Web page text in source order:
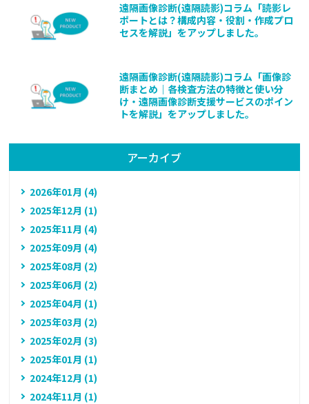
遠隔画像診断(遠隔読影)コラム「読影レ
ポートとは？構成内容・役割・作成プロ
セスを解説」をアップしました。
遠隔画像診断(遠隔読影)コラム「画像診
断まとめ｜各検査方法の特徴と使い分
け・遠隔画像診断支援サービスのポイン
トを解説」をアップしました。
アーカイブ
2026年01月 (4)
2025年12月 (1)
2025年11月 (4)
2025年09月 (4)
2025年08月 (2)
2025年06月 (2)
2025年04月 (1)
2025年03月 (2)
2025年02月 (3)
2025年01月 (1)
2024年12月 (1)
2024年11月 (1)